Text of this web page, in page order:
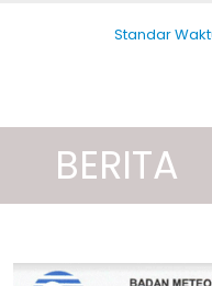
Standar
BERITA